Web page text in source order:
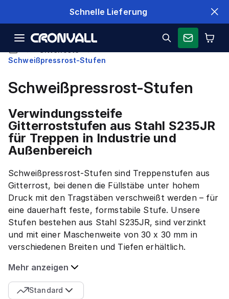
Schnelle Lieferung
Schweißpressrost-Stufen
Schweißpressrost-Stufen
Verwindungssteife
Gitterroststufen aus Stahl S235JR
für Treppen in Industrie und
Außenbereich
Schweißpressrost-Stufen sind Treppenstufen aus
Gitterrost, bei denen die Füllstäbe unter hohem
Druck mit den Tragstäben verschweißt werden – für
eine dauerhaft feste, formstabile Stufe. Unsere
Stufen bestehen aus Stahl S235JR, sind verzinkt
und mit einer Maschenweite von 30 x 30 mm in
verschiedenen Breiten und Tiefen erhältlich.
Mehr anzeigen
Standard